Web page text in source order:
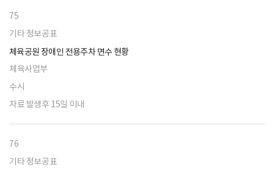
75
기타 정보공표
체육공원 장애인 전용주차 면수 현황
체육사업부
수시
자료 발생후 15일 이내
76
기타 정보공표